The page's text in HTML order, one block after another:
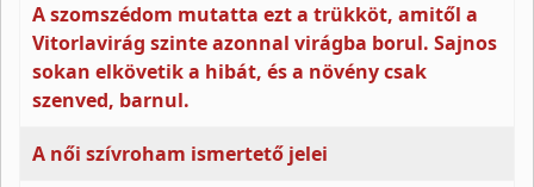
A szomszédom mutatta ezt a trükköt, amitől a
Vitorlavirág szinte azonnal virágba borul. Sajnos
sokan elkövetik a hibát, és a növény csak
szenved, barnul.
A női szívroham ismertető jelei